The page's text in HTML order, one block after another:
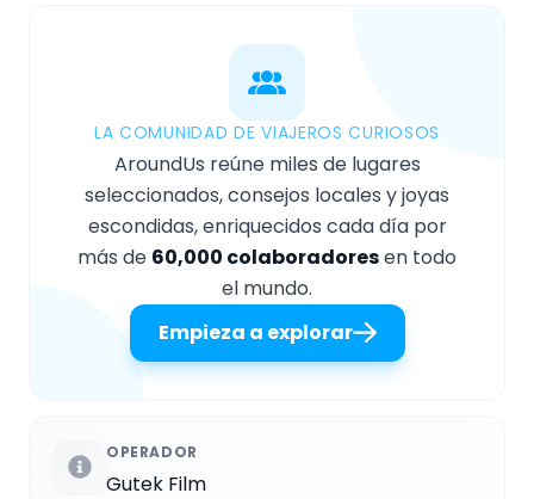
LA COMUNIDAD DE VIAJEROS CURIOSOS
AroundUs reúne miles de lugares
seleccionados, consejos locales y joyas
escondidas, enriquecidos cada día por
más de 60,000 colaboradoresen todo
el mundo.
Empieza a explorar
OPERADOR
Gutek Film